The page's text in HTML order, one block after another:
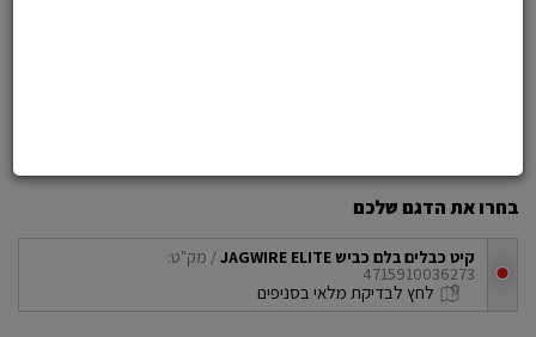
בחרו את הדגם שלכם
checkbox
קיט כבלים בלם כביש JAGWIRE ELITE / מק"ט:
4715910036273
לחץ לבדיקת מלאי בסניפים